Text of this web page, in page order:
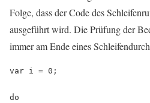
Folge, dass der Code des
ausgeführt wird. Die Prüfung der
immer am Ende eines
var i = 0;
do